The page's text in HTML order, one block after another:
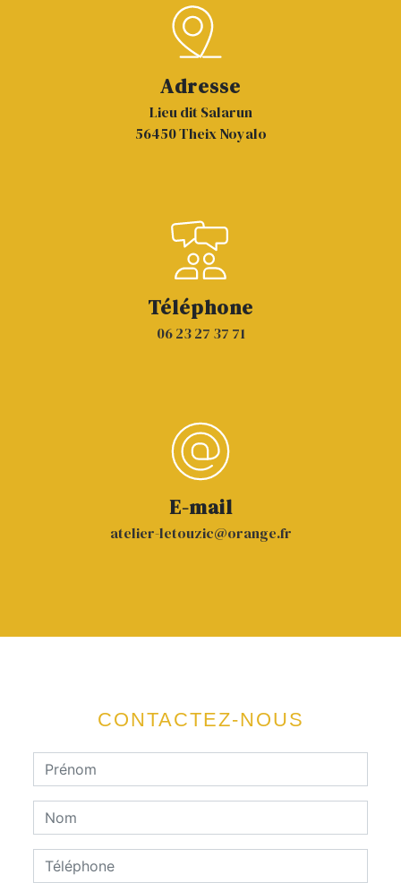
Adresse
Lieu dit Salarun
56450 Theix Noyalo
Téléphone
06 23 27 37 71
E-mail
atelier-letouzic@orange.fr
CONTACTEZ-NOUS